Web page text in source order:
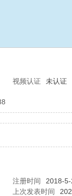
视频认证 未认证
注册时间
2018-
上次发表时间